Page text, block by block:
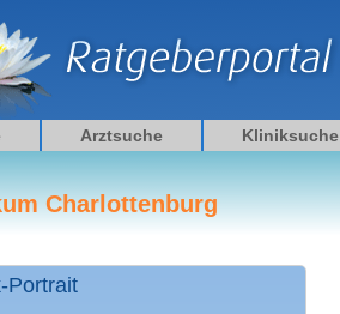
Arztsuche Kliniksuche
Charlottenburg
Portrait